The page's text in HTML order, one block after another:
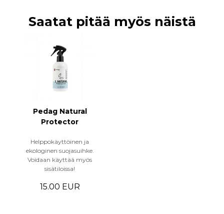
Saatat pitää myös näistä
Pedag Natural
Protector
Helppokäyttöinen ja
ekologinen suojasuihke.
Voidaan käyttää myös
sisätiloissa!
15.00 EUR